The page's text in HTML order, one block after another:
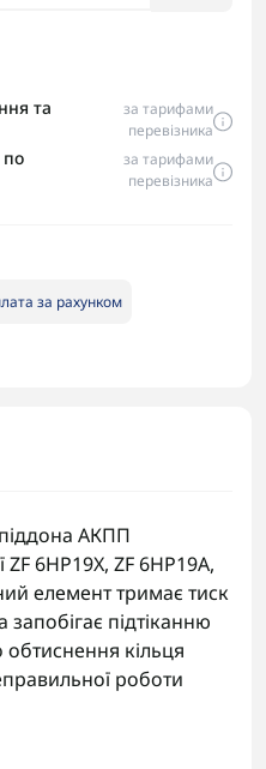
та
за тарифами
перевізника
по
за тарифами
перевізника
за рахунком
АКПП
ZF 6HP19X, ZF 6HP19A,
елемент тримає тиск
запобігає підтіканню
кільця
роботи